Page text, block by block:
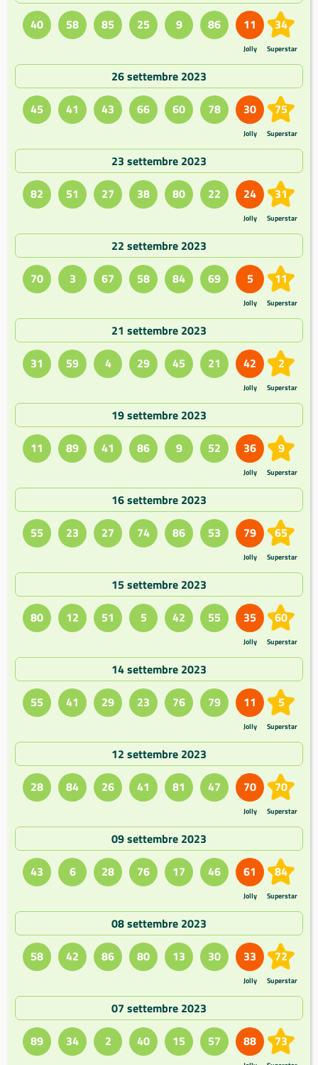
40
58 85 25 9 86 11
Jolly
34
Superstar
26 settembre 2023
45
41 43 66 60 78 30
Jolly
75
Superstar
23 settembre 2023
82
51 27 38 80 22 24
Jolly
31
Superstar
22 settembre 2023
70
3 67 58 84 69 5
Jolly
11
Superstar
21 settembre 2023
31
59 4 29 45 21 42
Jolly
2
Superstar
19 settembre 2023
11
89 41 86 9 52 36
Jolly
9
Superstar
16 settembre 2023
55
23 27 74 86 53 79
Jolly
65
Superstar
15 settembre 2023
80
12 51 5 42 55 35
Jolly
60
Superstar
14 settembre 2023
55
41 29 23 76 79 11
Jolly
5
Superstar
12 settembre 2023
28
84 26 41 81 47 70
Jolly
70
Superstar
09 settembre 2023
43
6 28 76 17 46 61
Jolly
84
Superstar
08 settembre 2023
58
42 86 80 13 30 33
Jolly
72
Superstar
07 settembre 2023
89
34 2 40 15 57 88 73